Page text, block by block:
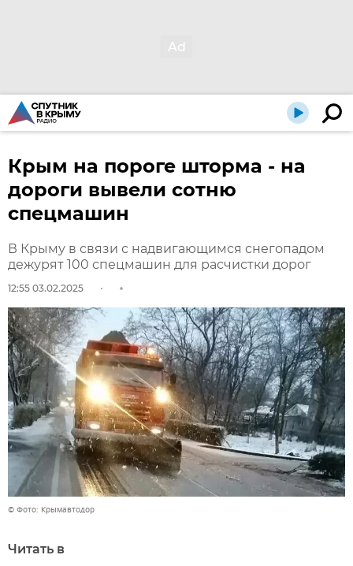
Крым на пороге шторма - на
дороги вывели сотню
спецмашин
В Крыму в связи с надвигающимся снегопадом
дежурят 100 спецмашин для расчистки дорог
12:55 03.02.2025
© Фото: Крымавтодор
Читать в